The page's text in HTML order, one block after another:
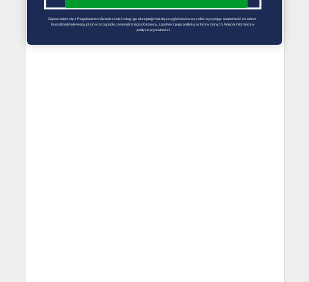
Zapoznałem się z Regulaminem Świadczenie Usług i go akceptuję Każdą ze zgód można wycofać wysyłając wiadomość na adres
biuro@optimalenergy.pl lub w przypadku zewnętrznego dostawcy, zgodnie z jego polityką ochrony danych. Więcej informacji w
polityce prywatności